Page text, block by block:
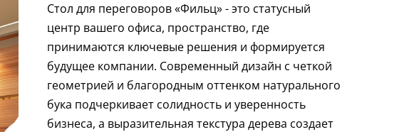
Стол для переговоров «Фильц» - это статусный
центр вашего офиса, пространство, где
принимаются ключевые решения и формируется
будущее компании. Современный дизайн с четкой
геометрией и благородным оттенком натурального
бука подчеркивает солидность и уверенность
бизнеса, а выразительная текстура дерева создает